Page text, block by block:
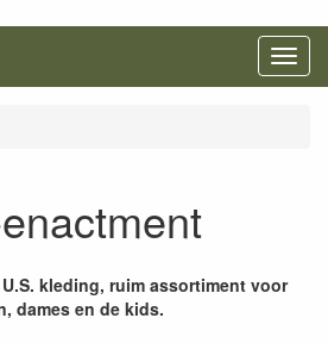
Menu
kleding, ruim assortiment voor
dames en de kids.